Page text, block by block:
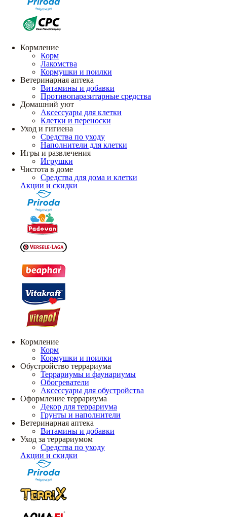
Кормление
Корм
Лакомства
Кормушки и поилки
Ветеринарная аптека
Витамины и добавки
Противопаразитарные средства
Домашний уют
Аксессуары для клетки
Клетки и переноски
Уход и гигиена
Средства по уходу
Наполнители для клетки
Игры и развлечения
Игрушки
Чистота в доме
Средства для дома и клетки
Акции и скидки
Кормление
Корм
Кормушки и поилки
Обустройство террариума
Террариумы и фаунариумы
Обогреватели
Аксессуары для обустройства
Оформление террариума
Декор для террариума
Грунты и наполнители
Ветеринарная аптека
Витамины и добавки
Уход за террариумом
Средства по уходу
Акции и скидки